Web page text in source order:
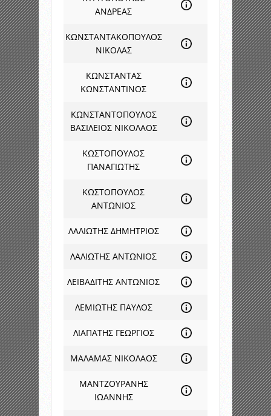
ΑΝΔΡΕΑΣ
ΚΩΝΣΤΑΝΤΑΚΟΠΟΥΛΟΣ
ΝΙΚΟΛΑΣ
ΚΩΝΣΤΑΝΤΑΣ
ΚΩΝΣΤΑΝΤΙΝΟΣ
ΚΩΝΣΤΑΝΤΟΠΟΥΛΟΣ
ΒΑΣΙΛΕΙΟΣ ΝΙΚΟΛΑΟΣ
ΚΩΣΤΟΠΟΥΛΟΣ
ΠΑΝΑΓΙΩΤΗΣ
ΚΩΣΤΟΠΟΥΛΟΣ
ΑΝΤΩΝΙΟΣ
ΛΑΛΙΩΤΗΣ ΔΗΜΗΤΡΙΟΣ
ΛΑΛΙΩΤΗΣ ΑΝΤΩΝΙΟΣ
ΛΕΙΒΑΔΙΤΗΣ ΑΝΤΩΝΙΟΣ
ΛΕΜΙΩΤΗΣ ΠΑΥΛΟΣ
ΛΙΑΠΑΤΗΣ ΓΕΩΡΓΙΟΣ
ΜΑΛΑΜΑΣ ΝΙΚΟΛΑΟΣ
ΜΑΝΤΖΟΥΡΑΝΗΣ
ΙΩΑΝΝΗΣ